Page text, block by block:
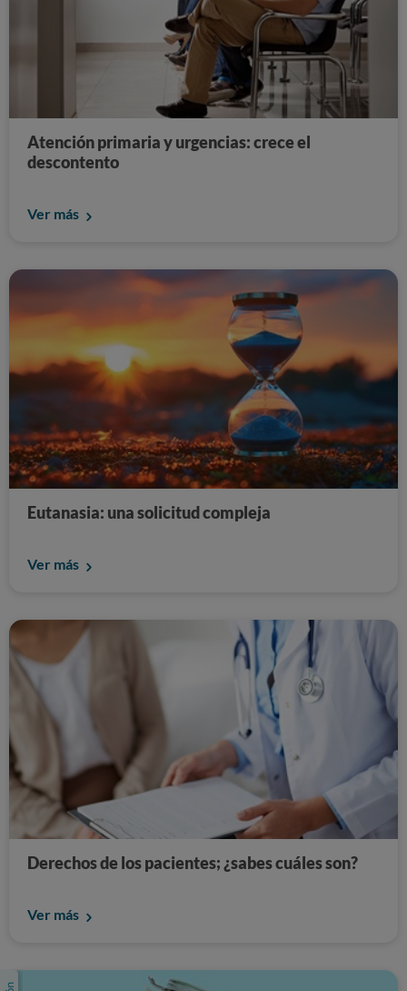
Atención primaria y urgencias: crece el
descontento
Ver más
Eutanasia: una solicitud compleja
Ver más
Derechos de los pacientes; ¿sabes cuáles son?
Ver más